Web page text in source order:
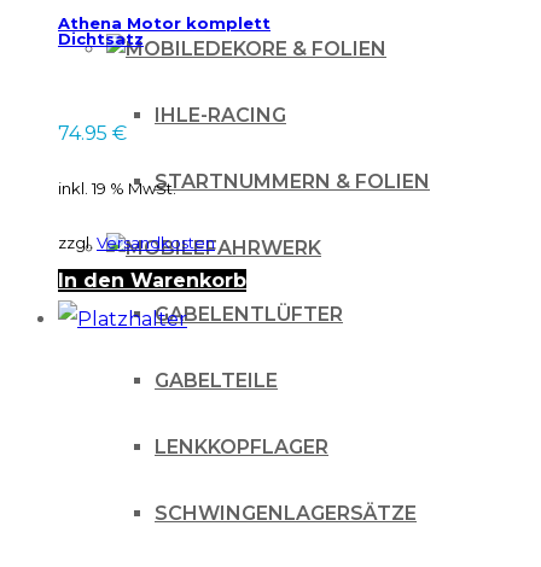
DEKORE & FOLIEN
IHLE-RACING
STARTNUMMERN & FOLIEN
FAHRWERK
GABELENTLÜFTER
GABELTEILE
LENKKOPFLAGER
SCHWINGENLAGERSÄTZE
können
auf
der
gewählt
Athena Motor komplett
Dichtsatz
74.95 €
inkl. 19 % MwSt.
zzgl.Versandkosten
In den Warenkorb